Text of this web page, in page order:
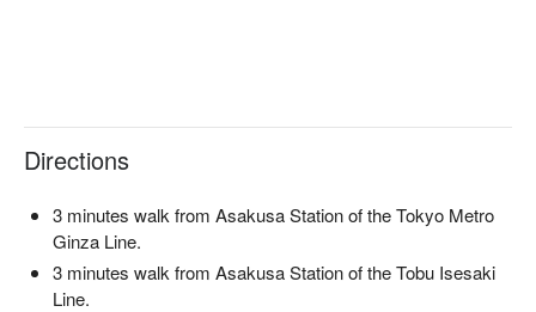
Directions
3 minutes walk from Asakusa Station of the Tokyo Metro
Ginza Line.
3 minutes walk from Asakusa Station of the Tobu Isesaki
Line.